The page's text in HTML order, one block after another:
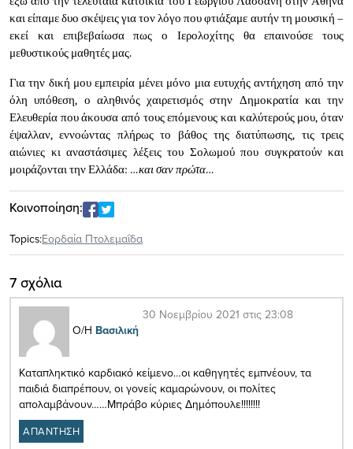
και είπαμε δυο σκέψεις για τον λόγο που φτιάξαμε αυτήν τη μουσική –
εκεί και επιβεβαίωσα πως ο Ιερολοχίτης θα επαινούσε τους
μεθυστικούς μαθητές μας.
Για την δική μου εμπειρία μένει μόνο μια ευτυχής αντήχηση από την
όλη υπόθεση, ο αληθινός χαιρετισμός στην Δημοκρατία και την
Ελευθερία που άκουσα από τους επόμενους και καλύτερούς μου, όταν
έψαλλαν, εννοώντας πλήρως το βάθος της διατύπωσης, τις τρεις
αιώνιες κι αναστάσιμες λέξεις του Σολωμού που συγκρατούν και
μοιράζονται την Ελλάδα: …και σαν πρώτα…
Κοινοποίηση:
Topics:Εορδαία Πτολεμαΐδα
7 σχόλια
Ο/Η Βασιλική
30 Νοεμβρίου 2021 στις 23:08
Καταπληκτικό καρδιακό κείμενο…οι καθηγητές εμπνέουν, τα
παιδιά διαπρέπουν, οι γονείς καμαρώνουν, οι πολίτες
απολαμβάνουν……Μπράβο κύριες Δημόπουλε!!!!!!!!
ΑΠΑΝΤΗΣΗ